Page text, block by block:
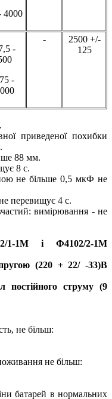
4000
-
-
-
2500 +/-
125
приведеної похибки
88 мм.
8 с.
не більше 0,5 мкФ не
перевищує 4 с.
вимірювання - не
1-1М і Ф4102/2-1М
(220 + 22/ -33)В
постійного струму (9
не більш:
не більш:
батарей в нормальних